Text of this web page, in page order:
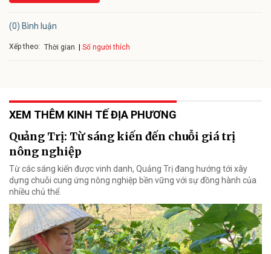
(0) Bình luận
Xếp theo: Thời gian Số người thích
XEM THÊM KINH TẾ ĐỊA PHƯƠNG
Quảng Trị: Từ sáng kiến đến chuỗi giá trị
nông nghiệp
Từ các sáng kiến được vinh danh, Quảng Trị đang hướng tới xây
dựng chuỗi cung ứng nông nghiệp bền vững với sự đồng hành của
nhiều chủ thể.